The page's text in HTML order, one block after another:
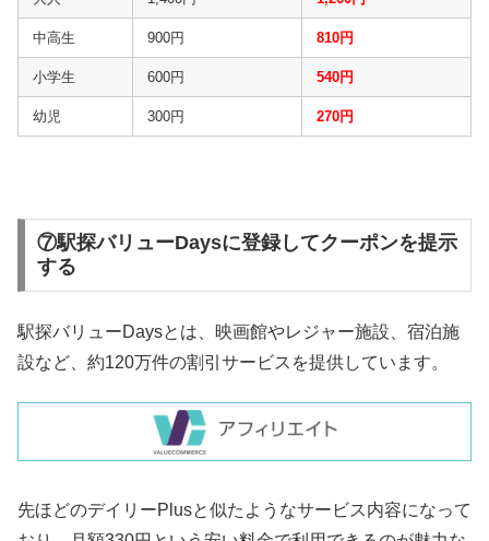
中高生 900円 810円
小学生 600円 540円
幼児 300円 270円
⑦駅探バリューDaysに登録してクーポンを提示
する
駅探バリューDaysとは、映画館やレジャー施設、宿泊施
設など、約120万件の割引サービスを提供しています。
先ほどのデイリーPlusと似たようなサービス内容になって